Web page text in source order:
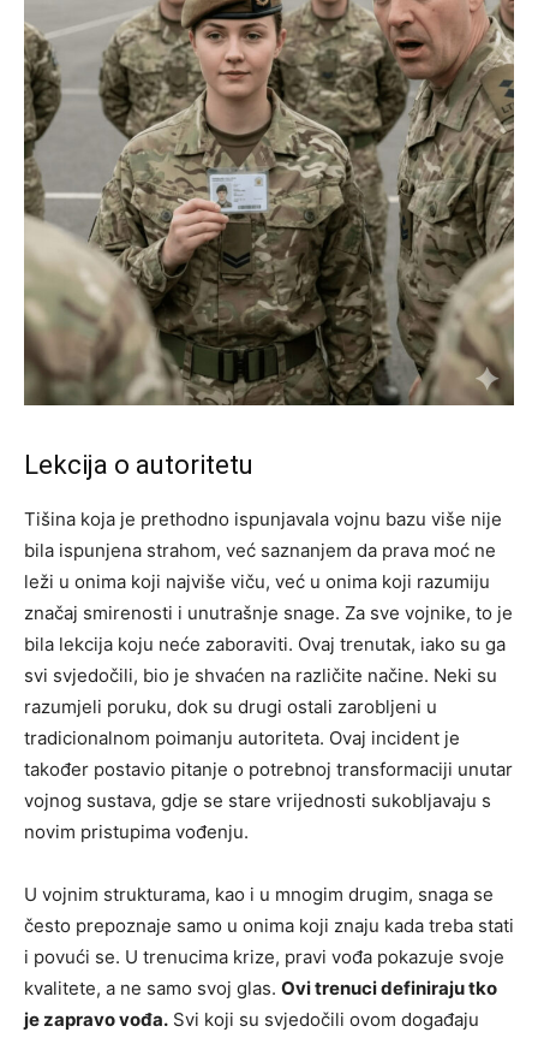
Lekcija o autoritetu
Tišina koja je prethodno ispunjavala vojnu bazu više nije
bila ispunjena strahom, već saznanjem da prava moć ne
leži u onima koji najviše viču, već u onima koji razumiju
značaj smirenosti i unutrašnje snage. Za sve vojnike, to je
bila lekcija koju neće zaboraviti. Ovaj trenutak, iako su ga
svi svjedočili, bio je shvaćen na različite načine. Neki su
razumjeli poruku, dok su drugi ostali zarobljeni u
tradicionalnom poimanju autoriteta. Ovaj incident je
također postavio pitanje o potrebnoj transformaciji unutar
vojnog sustava, gdje se stare vrijednosti sukobljavaju s
novim pristupima vođenju.
U vojnim strukturama, kao i u mnogim drugim, snaga se
često prepoznaje samo u onima koji znaju kada treba stati
i povući se. U trenucima krize, pravi vođa pokazuje svoje
kvalitete, a ne samo svoj glas. Ovi trenuci definiraju tko
je zapravo vođa. Svi koji su svjedočili ovom događaju